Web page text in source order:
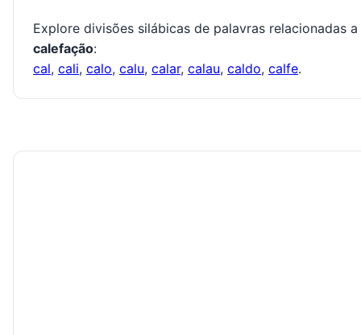
Explore divisões silábicas de palavras relacionadas a
calefação:
cal, cali, calo, calu, calar, calau, caldo, calfe.